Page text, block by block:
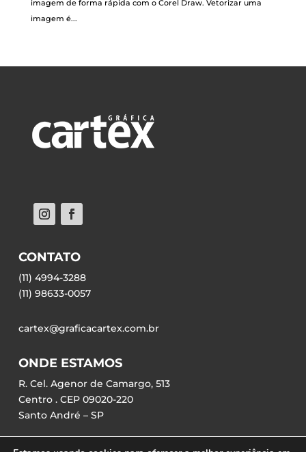
CONTATO
(11) 4994-3288
(11) 98633-0057
cartex@graficacartex.com.br
ONDE ESTAMOS
R. Cel. Agenor de Camargo, 513
Centro . CEP 09020-220
Santo André – SP